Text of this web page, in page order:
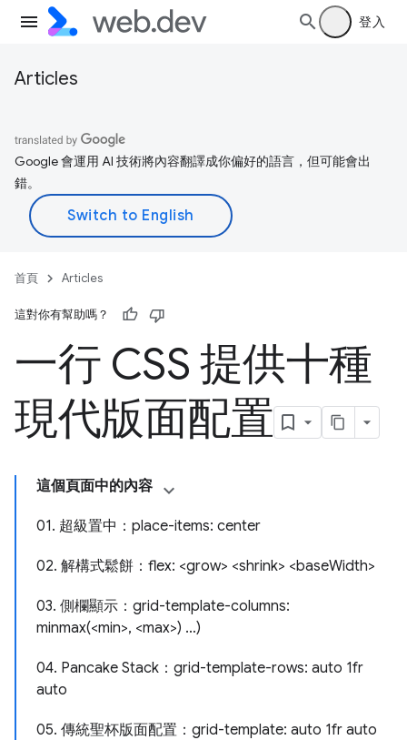
登入
Articles
Google 會運用 AI 技術將內容翻譯成你偏好的語言，但可能會出
錯。
首頁 Articles
這對你有幫助嗎？
一行 CSS 提供十種
現代版面配置
這個頁面中的內容
01. 超級置中：place-items: center
02. 解構式鬆餅：flex: <grow> <shrink> <baseWidth>
03. 側欄顯示：grid-template-columns:
minmax(<min>, <max>) …)
04. Pancake Stack：grid-template-rows: auto 1fr
auto
05. 傳統聖杯版面配置：grid-template: auto 1fr auto